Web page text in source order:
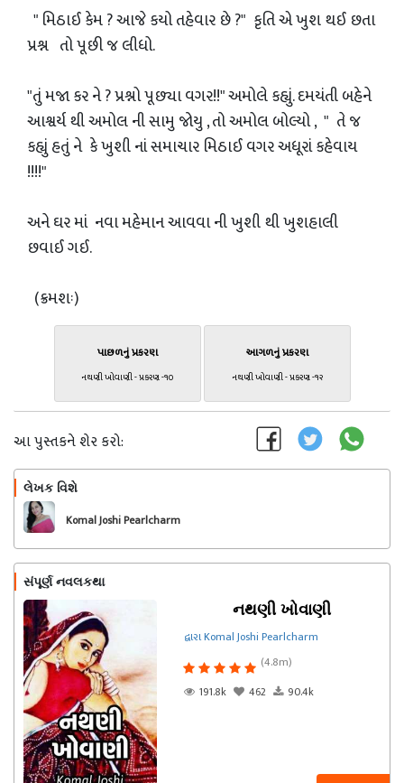
" મિઠાઈ કેમ ? આજે કયો તહેવાર છે ?" કૃતિ એ ખુશ થઈ છતા
પ્રશ્ન તો પૂછી જ લીધો.
"તું મજા કર ને ? પ્રશ્નો પૂછ્યા વગર!!" અમોલે કહ્યું. દમયંતી બહેને
આશ્વર્ય થી અમોલ ની સામુ જોયુ , તો અમોલ બોલ્યો , " તે જ
કહ્યું હતું ને કે ખુશી નાં સમાચાર મિઠાઈ વગર અધૂરાં કહેવાય
!!!!"
અને ઘર માં નવા મહેમાન આવવા ની ખુશી થી ખુશહાલી
છવાઈ ગઈ.
(ક્રમશઃ)
પાછળનું પ્રકરણ
નથણી ખોવાણી - પ્રકરણ -૧૦
આગળનું પ્રકરણ
નથણી ખોવાણી - પ્રકરણ -૧૨
આ પુસ્તકને શેર કરો:
લેખક વિશે
Komal Joshi Pearlcharm
સંપૂર્ણ નવલકથા
નથણી ખોવાણી
દ્વારા Komal Joshi Pearlcharm
(4.8m)
191.8k
462 90.4k